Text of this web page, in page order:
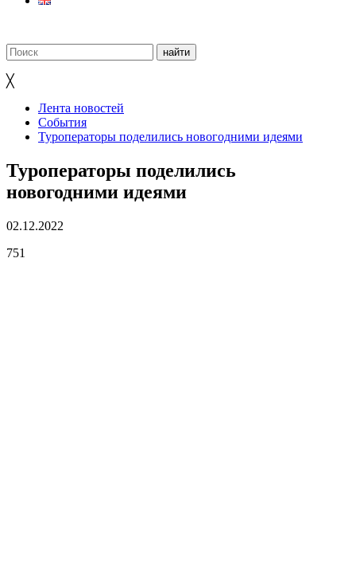
╳
Лента новостей
События
Туроператоры поделились новогодними идеями
Туроператоры поделились
новогодними идеями
02.12.2022
751